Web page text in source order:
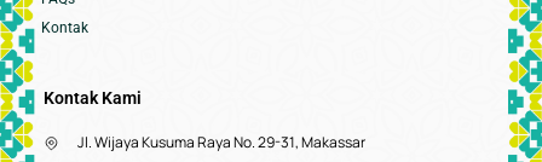
Kontak
Kontak Kami
Jl. Wijaya Kusuma Raya No. 29-31, Makassar